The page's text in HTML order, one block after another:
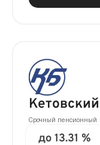
Срочный пенсионный
до 13.31 %